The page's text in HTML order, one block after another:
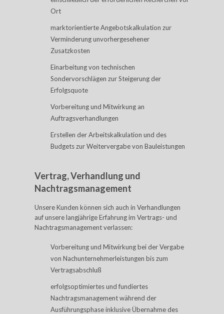
Ort
marktorientierte Angebotskalkulation zur
Verminderung unvorhergesehener
Zusatzkosten
Einarbeitung von technischen
Sondervorschlägen zur Steigerung der
Erfolgsquote
Vorbereitung und Mitwirkung an
Auftragsverhandlungen
Erstellen der Arbeitskalkulation und des
Budgets zur Weitervergabe von Bauleistungen
Vertrag, Verhandlung und
Nachtragsmanagement
Unsere Kunden können sich auch in Verhandlungen
auf unsere langjährige Erfahrung im Vertrags- und
Nachtragsmanagement verlassen:
Vorbereitung und Mitwirkung bei der Vergabe
von Nachunternehmerleistungen bis zum
Vertragsabschluß
erfolgsoptimiertes und fundiertes
Nachtragsmanagement während der
Ausführungsphase inklusive Übernahme des